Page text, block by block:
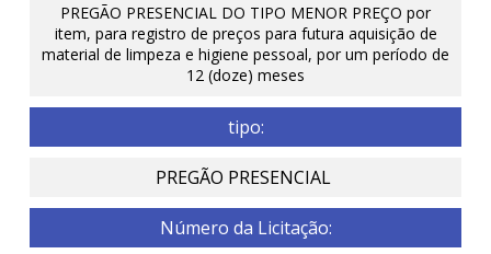
PREGÃO PRESENCIAL DO TIPO MENOR PREÇO por
item, para registro de preços para futura aquisição de
material de limpeza e higiene pessoal, por um período de
12 (doze) meses
tipo:
PREGÃO PRESENCIAL
Número da Licitação: